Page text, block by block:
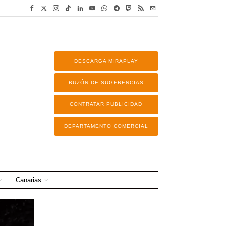
DESCARGA MIRAPLAY
BUZÓN DE SUGERENCIAS
CONTRATAR PUBLICIDAD
DEPARTAMENTO COMERCIAL
Canarias